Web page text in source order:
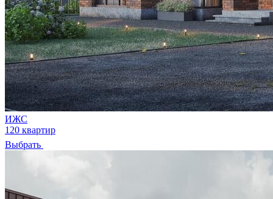
ИЖС
120 квартир
Выбрать